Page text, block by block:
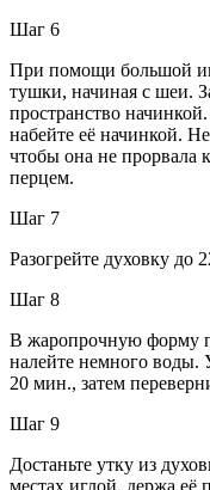
Шаг 6
При помощи большой
тушки, начиная с шеи.
пространство
набейте её начинкой.
чтобы она не прорвала
перцем.
Шаг 7
Разогрейте духовку до
Шаг 8
В жаропрочную форму
налейте немного воды.
20 мин., затем
Шаг 9
Достаньте утку из
местах иглой, держа её